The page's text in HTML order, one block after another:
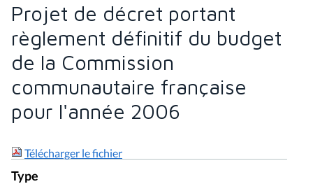
Projet de décret portant
règlement définitif du budget
de la Commission
communautaire française
pour l'année 2006
Télécharger le fichier
Type